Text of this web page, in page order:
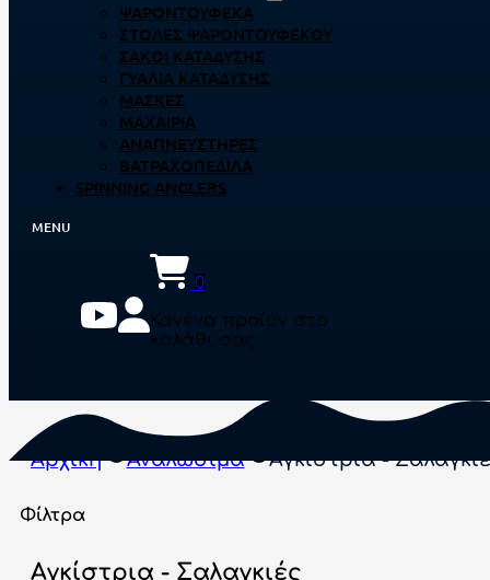
ΨΑΡΟΝΤΟΎΦΕΚΑ
ΣΤΟΛΈΣ ΨΑΡΟΝΤΟΎΦΕΚΟΥ
ΣΆΚΟΙ ΚΑΤΆΔΥΣΗΣ
ΓΥΑΛΙΆ ΚΑΤΆΔΥΣΗΣ
ΜΆΣΚΕΣ
ΜΑΧΑΊΡΙΑ
ΑΝΑΠΝΕΥΣΤΉΡΕΣ
ΒΑΤΡΑΧΟΠΈΔΙΛΑ
SPINNING ANGLERS
0
Κανένα προϊόν στο
καλάθι σας.
Αρχική Αναλώσιμα Αγκίστρια -
Φίλτρα
Αγκίστρια - Σαλαγκιές